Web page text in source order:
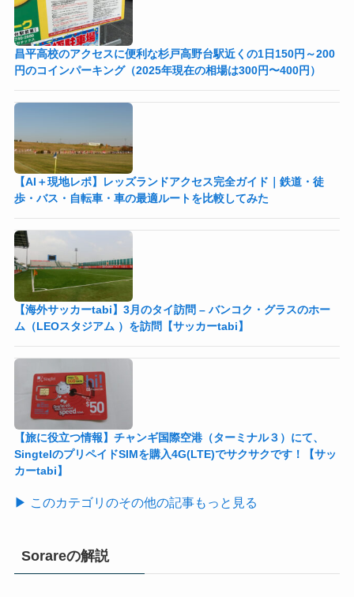
昌平高校のアクセスに便利な杉戸高野台駅近くの1日150円～200
円のコインパーキング（2025年現在の相場は300円〜400円）
【AI＋現地レポ】レッズランドアクセス完全ガイド｜鉄道・徒
歩・バス・自転車・車の最適ルートを比較してみた
【海外サッカーtabi】3月のタイ訪問 – バンコク・グラスのホー
ム（LEOスタジアム ）を訪問【サッカーtabi】
【旅に役立つ情報】チャンギ国際空港（ターミナル３）にて、
SingtelのプリペイドSIMを購入4G(LTE)でサクサクです！【サッ
カーtabi】
▶ このカテゴリのその他の記事もっと見る
Sorareの解説